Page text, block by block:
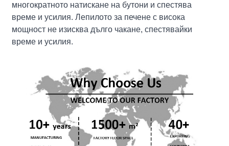
многократното натискане на бутони и спестява
време и усилия. Лепилото за печене с висока
мощност не изисква дълго чакане, спестявайки
време и усилия.